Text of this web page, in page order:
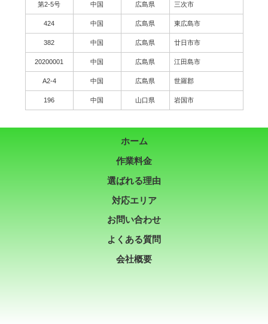
第2-5号 中国 広島県 三次市
424 中国 広島県 東広島市
382 中国 広島県 廿日市市
20200001 中国 広島県 江田島市
A2-4 中国 広島県 世羅郡
196 中国 山口県 岩国市
ホーム
作業料金
選ばれる理由
対応エリア
お問い合わせ
よくある質問
会社概要